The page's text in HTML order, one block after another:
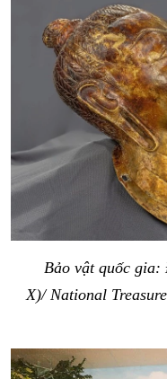
Bảo vật quốc gia:
X)/ National